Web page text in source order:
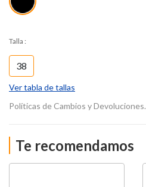
Talla :
38
Ver tabla de tallas
Políticas de Cambios y Devoluciones.
Te recomendamos